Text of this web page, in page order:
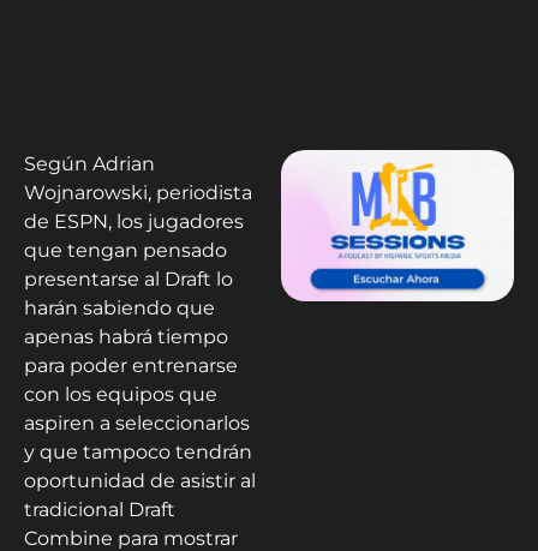
Según Adrian
Wojnarowski, periodista
de ESPN, los jugadores
que tengan pensado
presentarse al Draft lo
harán sabiendo que
apenas habrá tiempo
para poder entrenarse
con los equipos que
aspiren a seleccionarlos
y que tampoco tendrán
oportunidad de asistir al
tradicional Draft
Combine para mostrar